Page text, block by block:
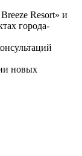
Resort» и
города-
новых